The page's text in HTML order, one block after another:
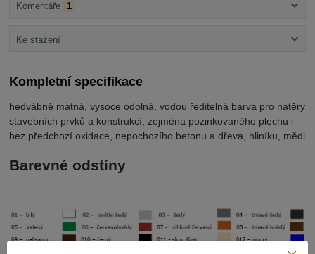
Komentáře 1
Ke stažení
Kompletní specifikace
hedvábně matná, vysoce odolná, vodou ředitelná barva pro nátěry
stavebních prvků a konstrukcí, zejména pozinkovaného plechu i
bez předchozí oxidace, nepochozího betonu a dřeva, hliníku, mědi
Barevné odstíny